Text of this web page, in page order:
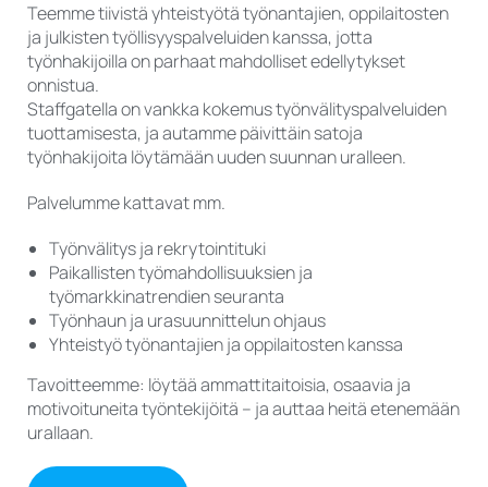
Teemme tiivistä yhteistyötä työnantajien, oppilaitosten
ja julkisten työllisyyspalveluiden kanssa, jotta
työnhakijoilla on parhaat mahdolliset edellytykset
onnistua.
Staffgatella on vankka kokemus työnvälityspalveluiden
tuottamisesta, ja autamme päivittäin satoja
työnhakijoita löytämään uuden suunnan uralleen.
Palvelumme kattavat mm.
Työnvälitys ja rekrytointituki
Paikallisten työmahdollisuuksien ja
työmarkkinatrendien seuranta
Työnhaun ja urasuunnittelun ohjaus
Yhteistyö työnantajien ja oppilaitosten kanssa
Tavoitteemme: löytää ammattitaitoisia, osaavia ja
motivoituneita työntekijöitä – ja auttaa heitä etenemään
urallaan.